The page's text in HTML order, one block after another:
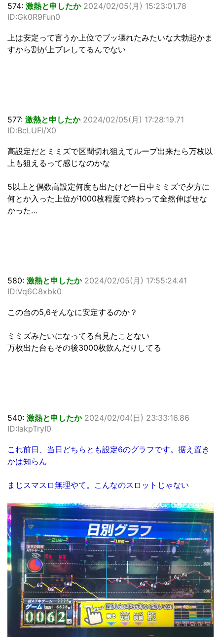
574: 激熱と申したか 2024/02/05(月) 15:23:01.78
ID:Gk0R9Fun0
上は安定って言うか上位でブッ壊れたみたいな大勃起かま
すから割が上ブレしてるんでない
577: 激熱と申したか 2024/02/05(月) 17:28:19.71
ID:BcLUFl/X0
高設定だとミミズで区間切れ狙えてループ出来たら万枚以
上も狙えるって感じなのかな
5以上と偶数高設定何度も出たけど一日中ミミズで夕方に
何とか入った上位が1000枚程度で終わって全然伸ばせな
かった…
580: 激熱と申したか 2024/02/05(月) 17:55:24.41
ID:Vq6C8xbk0
この台の5,6そんなに安定するのか？
ミミズみたいになってる台見たことない
万枚出た台もその後3000枚飲んだりしてる
540: 激熱と申したか 2024/02/04(日) 23:33:16.86
ID:IakpTryI0
これ前日、当日どちらとも設定6のグラフです。据え置き
かは知らん
まじスマスロ無理やて。こんなのスロットじゃない